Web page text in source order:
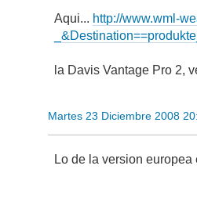
Aqui... http://www.wml-
la Davis Vantage Pro 2,
Martes 23 Diciembre 2008
Lo de la version